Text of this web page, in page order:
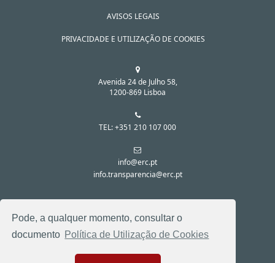
Pode, a qualquer momento, consultar o
documento Política de Utilização de Cookies
AVISOS LEGAIS
PRIVACIDADE E UTILIZAÇÃO DE COOKIES
Avenida 24 de Julho 58,
1200-869 Lisboa
TEL: +351 210 107 000
info@erc.pt
info.transparencia@erc.pt